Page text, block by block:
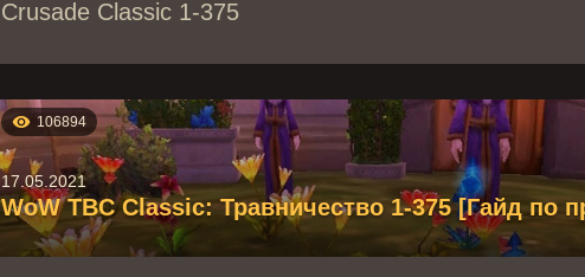
Crusade Classic 1-375
 106894
17.05.2021
WoW TBC Classic: Травничество 1-375 [Гайд по